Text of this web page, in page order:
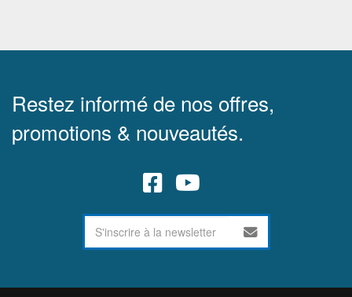
Restez informé de nos offres,
promotions & nouveautés.